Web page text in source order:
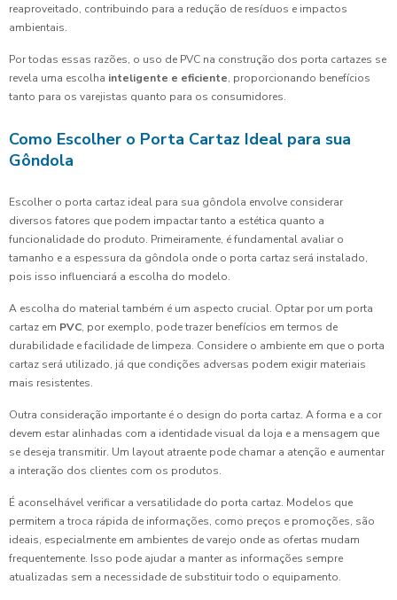
reaproveitado, contribuindo para a redução de resíduos e impactos
ambientais.
Por todas essas razões, o uso de PVC na construção dos porta cartazes se
revela uma escolha inteligente e eficiente, proporcionando benefícios
tanto para os varejistas quanto para os consumidores.
Como Escolher o Porta Cartaz Ideal para sua
Gôndola
Escolher o porta cartaz ideal para sua gôndola envolve considerar
diversos fatores que podem impactar tanto a estética quanto a
funcionalidade do produto. Primeiramente, é fundamental avaliar o
tamanho e a espessura da gôndola onde o porta cartaz será instalado,
pois isso influenciará a escolha do modelo.
A escolha do material também é um aspecto crucial. Optar por um porta
cartaz em PVC, por exemplo, pode trazer benefícios em termos de
durabilidade e facilidade de limpeza. Considere o ambiente em que o porta
cartaz será utilizado, já que condições adversas podem exigir materiais
mais resistentes.
Outra consideração importante é o design do porta cartaz. A forma e a cor
devem estar alinhadas com a identidade visual da loja e a mensagem que
se deseja transmitir. Um layout atraente pode chamar a atenção e aumentar
a interação dos clientes com os produtos.
É aconselhável verificar a versatilidade do porta cartaz. Modelos que
permitem a troca rápida de informações, como preços e promoções, são
ideais, especialmente em ambientes de varejo onde as ofertas mudam
frequentemente. Isso pode ajudar a manter as informações sempre
atualizadas sem a necessidade de substituir todo o equipamento.